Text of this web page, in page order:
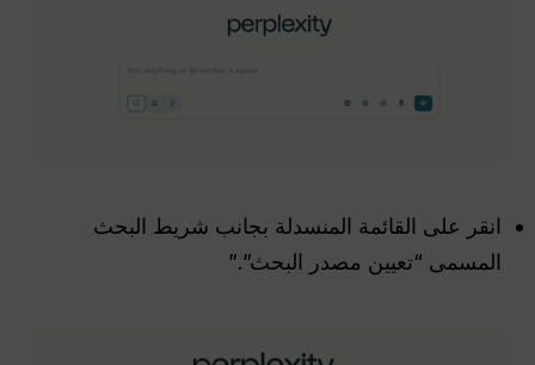
انقر على القائمة المنسدلة بجانب شريط البحث
المسمى “تعيين مصدر البحث”.”